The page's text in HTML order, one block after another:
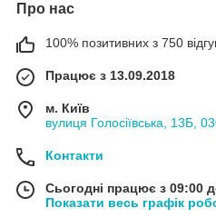
Про нас
100% позитивних з 750
Працює з 13.09.2018
м. Київ
вулиця Голосіївська, 13Б,
Контакти
Сьогодні працює з 09:00
Показати весь графік